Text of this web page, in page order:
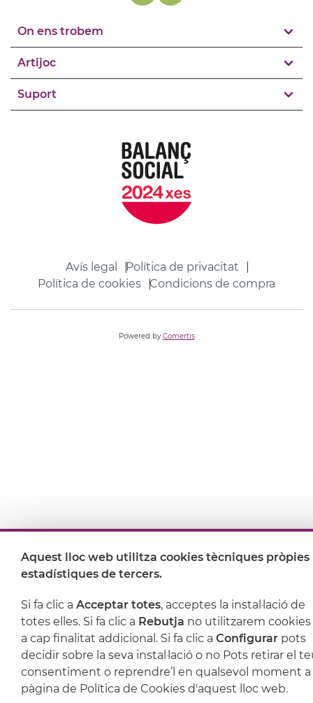
On ens trobem
Artijoc
Suport
Avís legal
Política de privacitat
Política de cookies
Condicions de compra
Powered byComertis
Aquest lloc web utilitza cookies tècniques pròpies
estadístiques de tercers.
Si fa clic a Acceptar totes, acceptes la instal·lació de
totes elles. Si fa clic a Rebutja no utilitzarem
a cap finalitat addicional. Si fa clic a Configurar pots
decidir sobre la seva instal·lació o no Pots retirar el
consentiment o reprendre’l en qualsevol moment a
pàgina de Política de Cookies d'aquest lloc web.